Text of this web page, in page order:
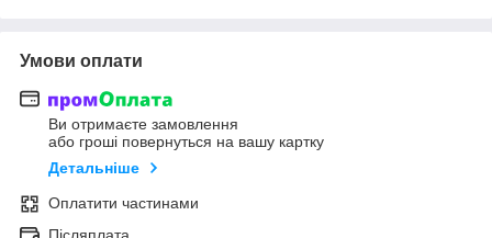
Умови оплати
Ви отримаєте замовлення
або гроші повернуться на вашу картку
Детальніше
Оплатити частинами